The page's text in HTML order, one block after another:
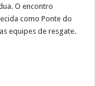
O encontro
como Ponte do
equipes de resgate.